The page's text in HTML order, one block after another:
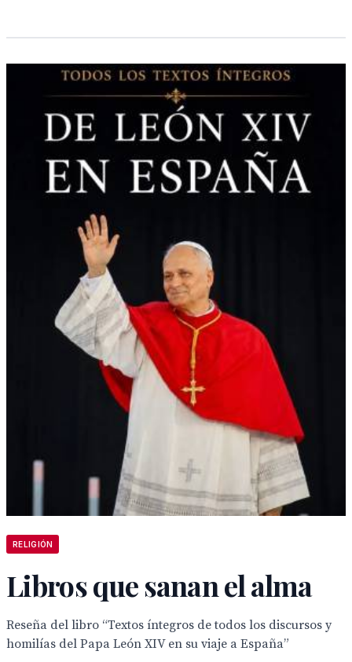
RELIGIÓN
Libros que sanan el alma
Reseña del libro “Textos íntegros de todos los discursos y
homilías del Papa León XIV en su viaje a España”